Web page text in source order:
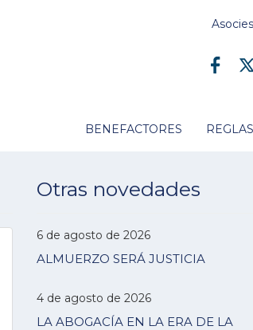
BENEFACTORES
Otras novedades
6 de agosto de 2026
ALMUERZO SERÁ JUSTICIA
4 de agosto de 2026
LA ABOGACÍA EN LA ERA DE LA